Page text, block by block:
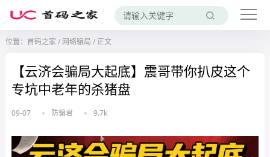
位置： 首码之家 / 网络骗局 /正文
【云济会骗局大起底】震哥带你扒皮这个
专坑中老年的杀猪盘
09-07 防骗君 9.7k